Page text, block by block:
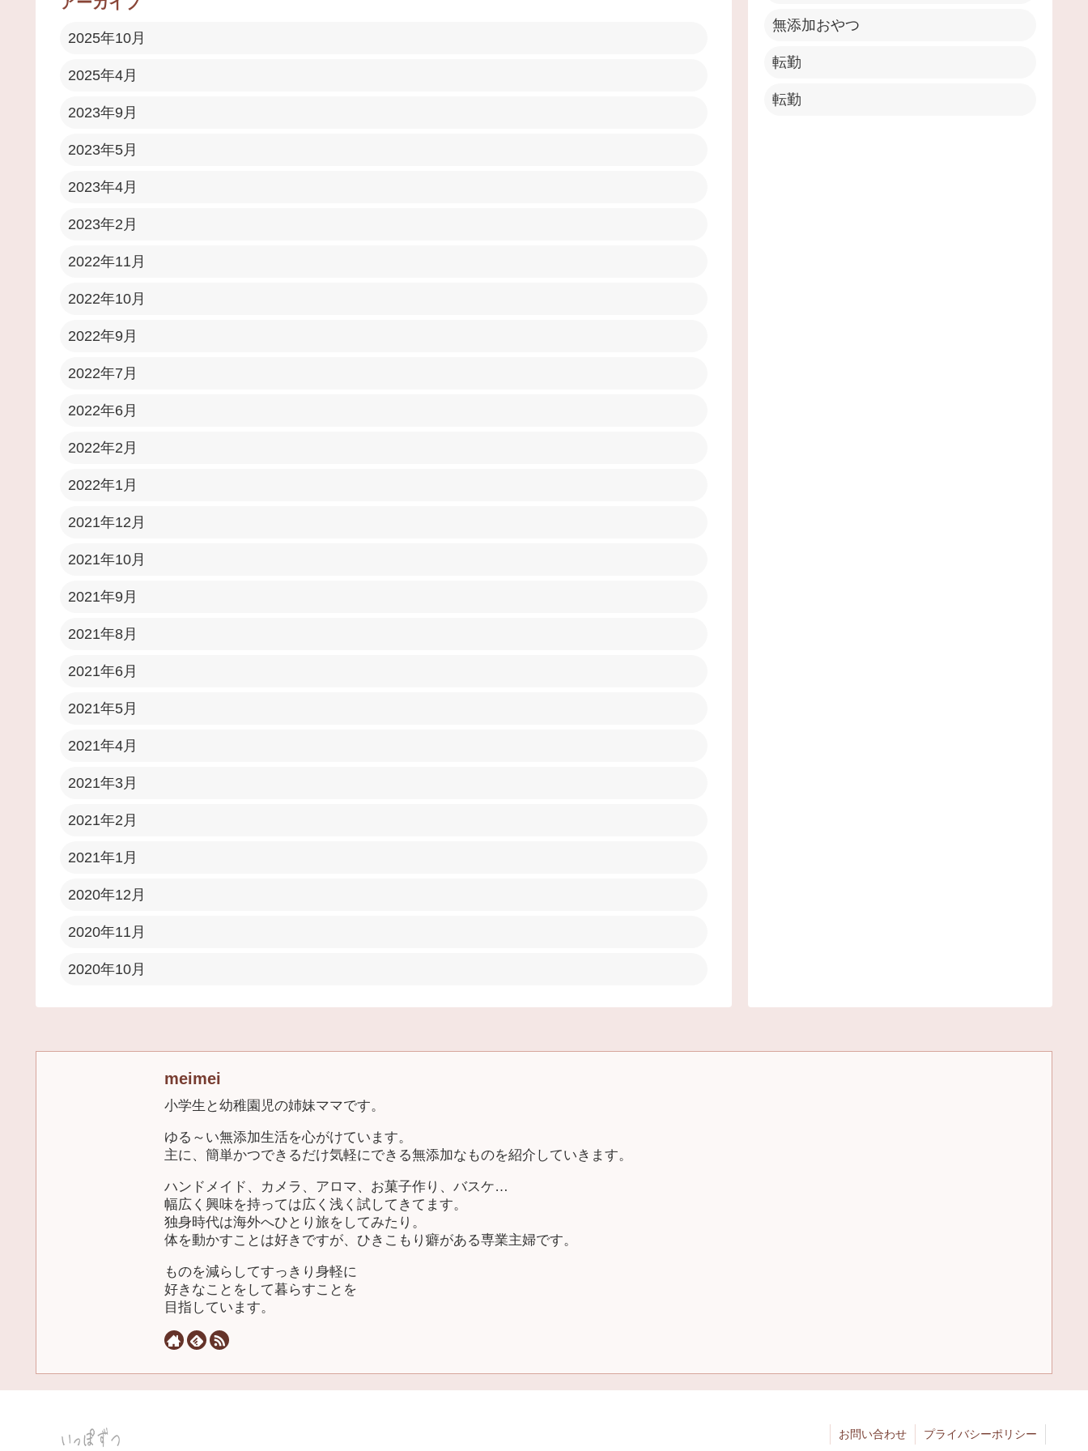
2025年10月
2025年4月
2023年9月
2023年5月
2023年4月
2023年2月
2022年11月
2022年10月
2022年9月
2022年7月
2022年6月
2022年2月
2022年1月
2021年12月
2021年10月
2021年9月
2021年8月
2021年6月
2021年5月
2021年4月
2021年3月
2021年2月
2021年1月
2020年12月
2020年11月
2020年10月
無添加おやつ
転勤
転勤
meimei
小学生と幼稚園児の姉妹ママです。
ゆる～い無添加生活を心がけています。
主に、簡単かつできるだけ気軽にできる無添加なものを紹介していきます。
ハンドメイド、カメラ、アロマ、お菓子作り、バスケ…
幅広く興味を持っては広く浅く試してきてます。
独身時代は海外へひとり旅をしてみたり。
体を動かすことは好きですが、ひきこもり癖がある専業主婦です。
ものを減らしてすっきり身軽に
好きなことをして暮らすことを
目指しています。
お問い合わせ プライバシーポリシー